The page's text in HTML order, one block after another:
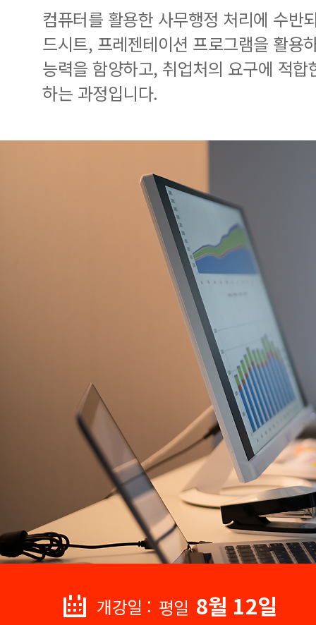
컴퓨터를 활용한 사무행정 처리에 수반
드시트, 프레젠테이션 프로그램을 활용
능력을 함양하고, 취업처의 요구에 적
하는 과정입니다.
개강일 : 평일 8월 12일